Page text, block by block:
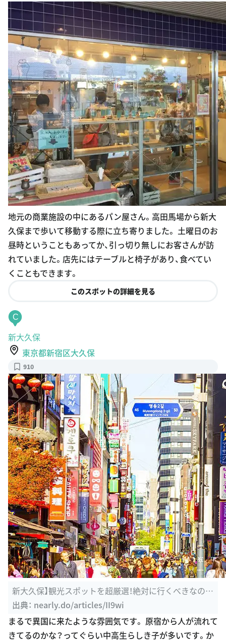
地元の商業施設の中にあるパン屋さん。高田馬場から新大
久保まで歩いて移動する際に立ち寄りました。 土曜日のお
昼時ということもあってか、引っ切り無しにお客さんが訪
れていました。店先にはテーブルと椅子があり、食べてい
くこともできます。
このスポットの詳細を見る
C
新大久保
東京都新宿区大久保
910
新大久保】観光スポットを超厳選！絶対に行くべきなのは
ここ ...
出典： nearly.do/articles/II9wi
まるで異国に来たような雰囲気です。 原宿から人が流れて
きてるのかな？ってぐらい中高生らしき子が多いです。か